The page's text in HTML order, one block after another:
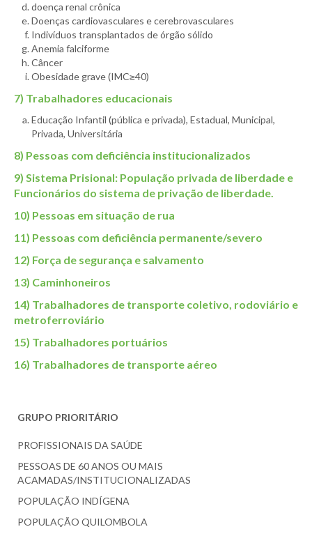
doença renal crônica
Doenças cardiovasculares e cerebrovasculares
Indivíduos transplantados de órgão sólido
Anemia falciforme
Câncer
Obesidade grave (IMC≥40)
7) Trabalhadores educacionais
Educação Infantil (pública e privada), Estadual, Municipal,
Privada, Universitária
8) Pessoas com deficiência institucionalizados
9) Sistema Prisional: População privada de liberdade e
Funcionários do sistema de privação de liberdade.
10) Pessoas em situação de rua
11) Pessoas com deficiência permanente/severo
12) Força de segurança e salvamento
13) Caminhoneiros
14) Trabalhadores de transporte coletivo, rodoviário e
metroferroviário
15) Trabalhadores portuários
16) Trabalhadores de transporte aéreo
GRUPO PRIORITÁRIO
PROFISSIONAIS DA SAÚDE
PESSOAS DE 60 ANOS OU MAIS
ACAMADAS/INSTITUCIONALIZADAS
POPULAÇÃO INDÍGENA
POPULAÇÃO QUILOMBOLA